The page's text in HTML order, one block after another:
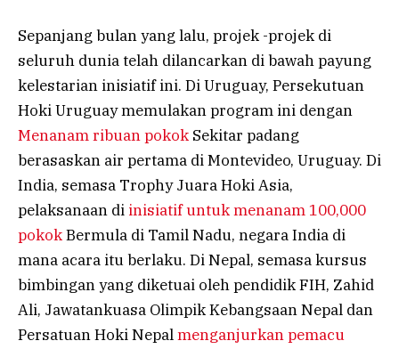
Sepanjang bulan yang lalu, projek -projek di
seluruh dunia telah dilancarkan di bawah payung
kelestarian inisiatif ini. Di Uruguay, Persekutuan
Hoki Uruguay memulakan program ini dengan
Menanam ribuan pokok Sekitar padang
berasaskan air pertama di Montevideo, Uruguay. Di
India, semasa Trophy Juara Hoki Asia,
pelaksanaan di inisiatif untuk menanam 100,000
pokokBermula di Tamil Nadu, negara India di
mana acara itu berlaku. Di Nepal, semasa kursus
bimbingan yang diketuai oleh pendidik FIH, Zahid
Ali, Jawatankuasa Olimpik Kebangsaan Nepal dan
Persatuan Hoki Nepalmenganjurkan pemacu